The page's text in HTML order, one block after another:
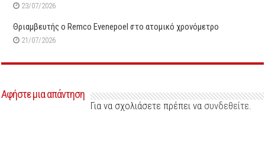
23/07/2026
Θριαμβευτής ο Remco Evenepoel στο ατομικό χρονόμετρο
21/07/2026
Αφήστε μια απάντηση
Για να σχολιάσετε πρέπει να συνδεθείτε